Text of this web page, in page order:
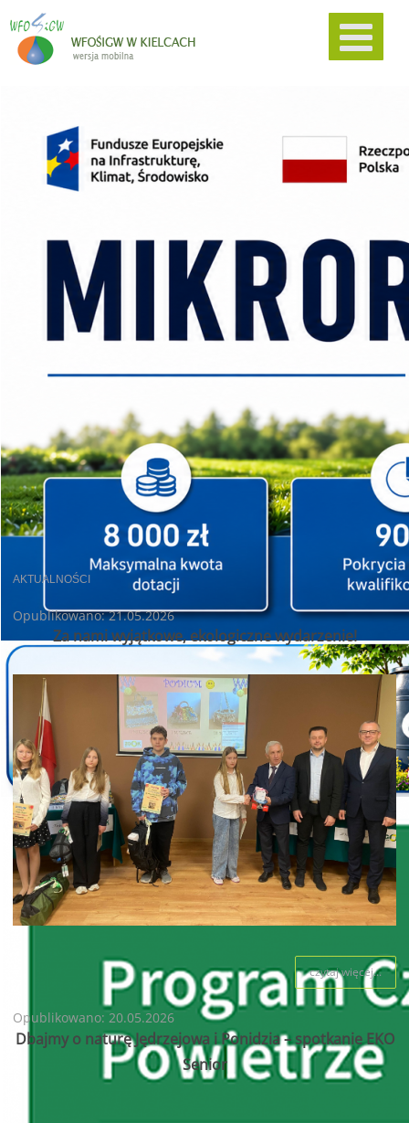
AKTUALNOŚCI
Opublikowano: 21.05.2026
Za nami wyjątkowe, ekologiczne wydarzenie!
czytaj więcej...
Opublikowano: 20.05.2026
Dbajmy o naturę Jędrzejowa i Ponidzia – spotkanie EKO
Senior